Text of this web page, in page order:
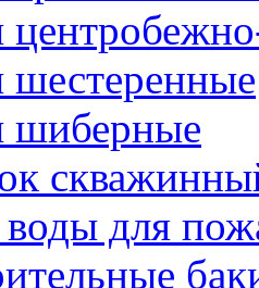
шиберные
для